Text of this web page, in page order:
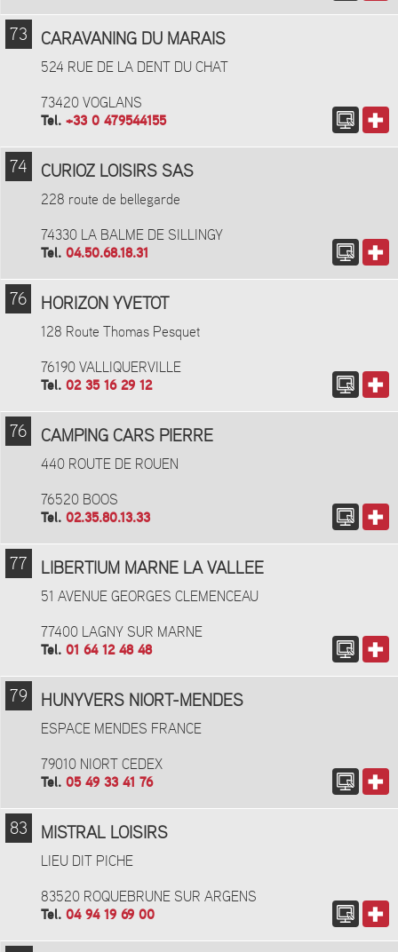
73 CARAVANING DU MARAIS
524 RUE DE LA DENT DU CHAT
73420 VOGLANS
Tel. +33 0 479544155
74 CURIOZ LOISIRS SAS
228 route de bellegarde
74330 LA BALME DE SILLINGY
Tel. 04.50.68.18.31
76 HORIZON YVETOT
128 Route Thomas Pesquet
76190 VALLIQUERVILLE
Tel. 02 35 16 29 12
76 CAMPING CARS PIERRE
440 ROUTE DE ROUEN
76520 BOOS
Tel. 02.35.80.13.33
77 LIBERTIUM MARNE LA VALLEE
51 AVENUE GEORGES CLEMENCEAU
77400 LAGNY SUR MARNE
Tel. 01 64 12 48 48
79 HUNYVERS NIORT-MENDES
ESPACE MENDES FRANCE
79010 NIORT CEDEX
Tel. 05 49 33 41 76
83 MISTRAL LOISIRS
LIEU DIT PICHE
83520 ROQUEBRUNE SUR ARGENS
Tel. 04 94 19 69 00